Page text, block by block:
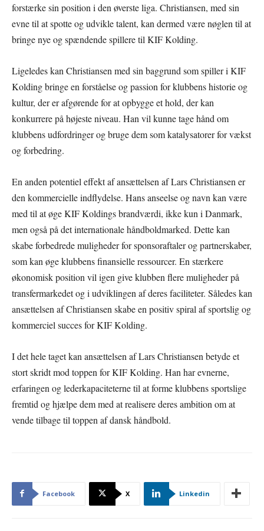
forstærke sin position i den øverste liga. Christiansen, med sin
evne til at spotte og udvikle talent, kan dermed være nøglen til at
bringe nye og spændende spillere til KIF Kolding.
Ligeledes kan Christiansen med sin baggrund som spiller i KIF
Kolding bringe en forståelse og passion for klubbens historie og
kultur, der er afgørende for at opbygge et hold, der kan
konkurrere på højeste niveau. Han vil kunne tage hånd om
klubbens udfordringer og bruge dem som katalysatorer for vækst
og forbedring.
En anden potentiel effekt af ansættelsen af Lars Christiansen er
den kommercielle indflydelse. Hans anseelse og navn kan være
med til at øge KIF Koldings brandværdi, ikke kun i Danmark,
men også på det internationale håndboldmarked. Dette kan
skabe forbedrede muligheder for sponsoraftaler og partnerskaber,
som kan øge klubbens finansielle ressourcer. En stærkere
økonomisk position vil igen give klubben flere muligheder på
transfermarkedet og i udviklingen af deres faciliteter. Således kan
ansættelsen af Christiansen skabe en positiv spiral af sportslig og
kommerciel succes for KIF Kolding.
I det hele taget kan ansættelsen af Lars Christiansen betyde et
stort skridt mod toppen for KIF Kolding. Han har evnerne,
erfaringen og lederkapaciteterne til at forme klubbens sportslige
fremtid og hjælpe dem med at realisere deres ambition om at
vende tilbage til toppen af dansk håndbold.
Facebook X Linkedin